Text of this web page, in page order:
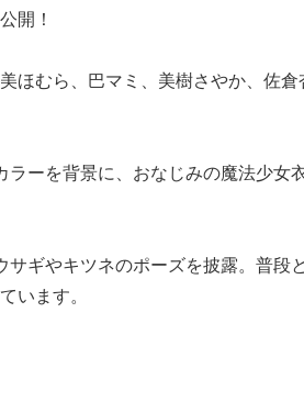
開！
ほむら、巴マミ、美樹さやか、佐倉
ラーを背景に、おなじみの魔法少女
サギやキツネのポーズを披露。普段
います。